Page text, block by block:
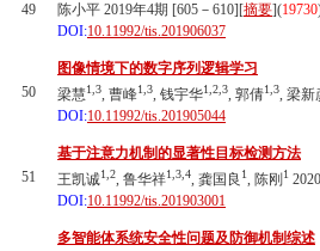
49
陈小平 2019年4期 [605－610][摘要](19730
DOI:10.11992/tis.201906037
50
图像情境下的数字序列逻辑学习
梁慧1,3, 曹峰1,3, 钱宇华1,2,3, 郭倩1,3, 梁新
DOI:10.11992/tis.201905044
51
基于注意力机制的显著性目标检测方法
王凯诚1,2, 鲁华祥1,3,4, 龚国良 1, 陈刚 1
DOI:10.11992/tis.201903001
多智能体系统安全性问题及防御机制综述